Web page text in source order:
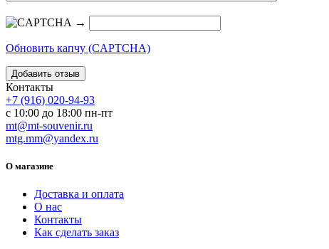
→
Обновить капчу (CAPTCHA)
Контакты
+7 (916) 020-94-93
с 10:00 до 18:00 пн-пт
mt@mt-souvenir.ru
mtg.mm@yandex.ru
О магазине
Доставка и оплата
О нас
Контакты
Как сделать заказ